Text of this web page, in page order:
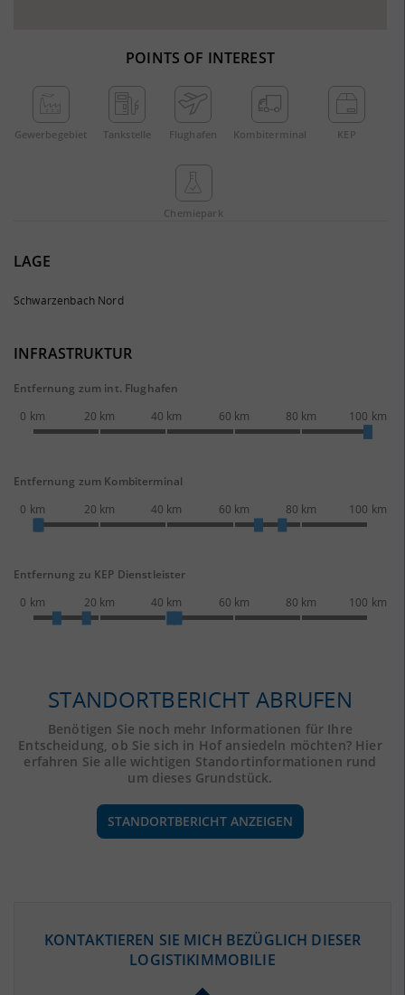
POINTS OF INTEREST
Gewerbe­gebiet Tankstelle Flughafen Kombi­terminal KEP
Chemie­park
LAGE
Schwarzenbach Nord
INFRASTRUKTUR
Entfernung zum int. Flughafen
0 km
20 km 40 km 60 km 80 km 100 km
Entfernung zum Kombiterminal
0 km
20 km 40 km 60 km 80 km 100 km
Entfernung zu KEP Dienstleister
0 km
20 km 40 km 60 km 80 km 100 km
STANDORTBERICHT ABRUFEN
Benötigen Sie noch mehr Informationen für Ihre
Entscheidung, ob Sie sich in Hof ansiedeln möchten? Hier
erfahren Sie alle wichtigen Standortinformationen rund
um dieses Grundstück.
STANDORTBERICHT ANZEIGEN
(STAND: 12/2019)
KONTAKTIEREN SIE MICH BEZÜGLICH DIESER
LOGISTIKIMMOBILIE